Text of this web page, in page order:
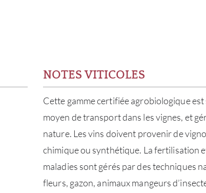
NOTES VITICOLES
Cette gamme certifiée agrobiologique
moyen de transport dans les vignes, et
nature. Les vins doivent provenir de
chimique ou synthétique. La fertilisation
maladies sont gérés par des techniques
fleurs, gazon, animaux mangeurs